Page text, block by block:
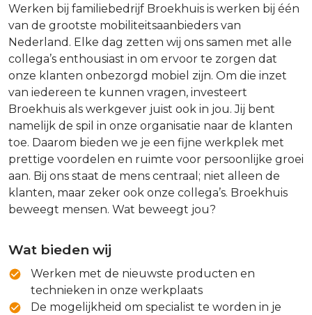
Werken bij familiebedrijf Broekhuis is werken bij één
van de grootste mobiliteitsaanbieders van
Nederland. Elke dag zetten wij ons samen met alle
collega’s enthousiast in om ervoor te zorgen dat
onze klanten onbezorgd mobiel zijn. Om die inzet
van iedereen te kunnen vragen, investeert
Broekhuis als werkgever juist ook in jou. Jij bent
namelijk de spil in onze organisatie naar de klanten
toe. Daarom bieden we je een fijne werkplek met
prettige voordelen en ruimte voor persoonlijke groei
aan. Bij ons staat de mens centraal; niet alleen de
klanten, maar zeker ook onze collega’s. Broekhuis
beweegt mensen. Wat beweegt jou?
Wat bieden wij
Werken met de nieuwste producten en
technieken in onze werkplaats
De mogelijkheid om specialist te worden in je